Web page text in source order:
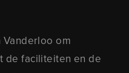
om
de faciliteiten en de